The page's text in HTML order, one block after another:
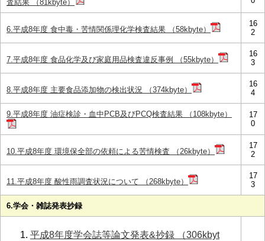
査結果 （81kbyte）
6.平成8年度 食中毒・苦情関係理化学検査結果 （58kbyte）
16
2
7.平成8年度 食品化学及び家庭用品検査違反事例 （55kbyte）
16
3
8.平成8年度 主要食品添加物の検出状況 （374kbyte）
16
4
9.平成8年度 油症検診・血中PCB及びPCQ検査結果 （108kbyte）
17
0
10.平成8年度 環境保全部の依頼による苦情検査 （26kbyte）
17
2
11.平成8年度 酸性雨調査状況について （268kbyte）
17
3
6.学会・雑誌発表抄録
平成8年度学会誌等論文発表&抄録 （306kbyt